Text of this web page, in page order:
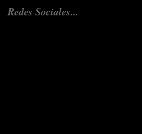
Redes Sociales...